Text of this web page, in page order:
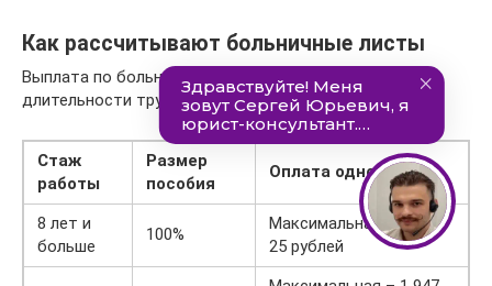
Как рассчитывают больничные листы
Выплата по больничному листу зависит от
длительности трудового стажа:
Стаж
работы
Размер
пособия
Оплата одного дня
8 лет и
больше
100%
Максимальная – 2 435,
25 рублей